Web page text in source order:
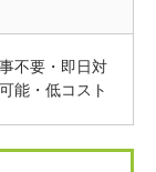
不要・即日対
能・低コスト